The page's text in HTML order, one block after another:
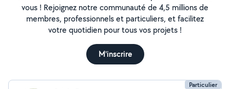
vous ! Rejoignez notre communauté de 4,5 millions de
membres, professionnels et particuliers, et facilitez
votre quotidien pour tous vos projets !
M'inscrire
Particulier